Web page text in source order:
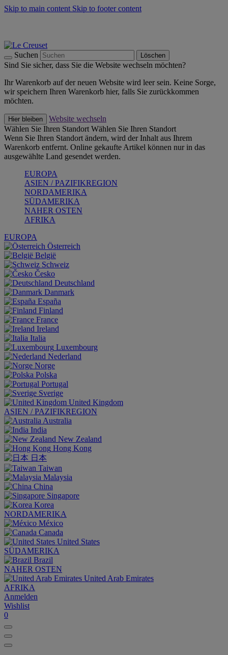
Skip to main content Skip to footer content
Suchen Löschen
Sind Sie sicher, dass Sie die Website wechseln möchten?
Ihr Warenkorb auf der neuen Website wird leer sein. Keine Sorge,
wir speichern Ihren Warenkorb hier, falls Sie zurückkommen
möchten.
Hier bleiben
Website wechseln
Wählen Sie Ihren Standort Wählen Sie Ihren Standort
Wenn Sie Ihren Standort ändern, wird der Inhalt aus Ihrem
Warenkorb entfernt. Online gekaufte Artikel können nur in das
ausgewählte Land gesendet werden.
EUROPA
ASIEN / PAZIFIKREGION
NORDAMERIKA
SÜDAMERIKA
NAHER OSTEN
AFRIKA
EUROPA
Österreich
België
Schweiz
Česko
Deutschland
Danmark
España
Finland
France
Ireland
Italia
Luxembourg
Nederland
Norge
Polska
Portugal
Sverige
United Kingdom
ASIEN / PAZIFIKREGION
Australia
India
New Zealand
Hong Kong
日本
Taiwan
Malaysia
China
Singapore
Korea
NORDAMERIKA
México
Canada
United States
SÜDAMERIKA
Brazil
NAHER OSTEN
United Arab Emirates
AFRIKA
Anmelden
Wishlist
0